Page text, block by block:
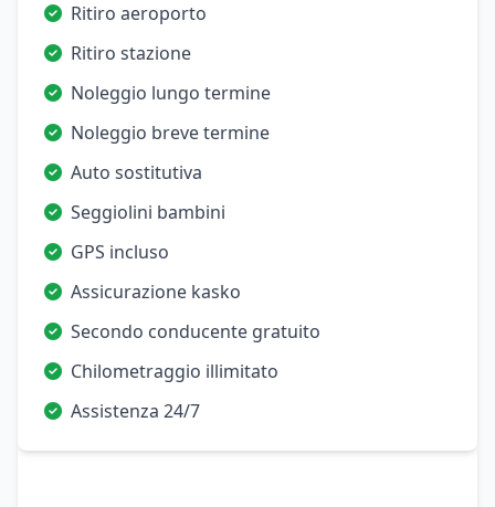
Ritiro aeroporto
Ritiro stazione
Noleggio lungo termine
Noleggio breve termine
Auto sostitutiva
Seggiolini bambini
GPS incluso
Assicurazione kasko
Secondo conducente gratuito
Chilometraggio illimitato
Assistenza 24/7